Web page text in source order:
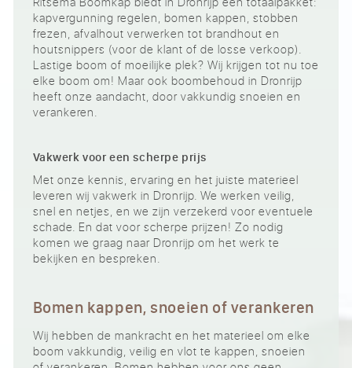
kapvergunning regelen, bomen kappen, stobben
frezen, afvalhout verwerken tot brandhout en
houtsnippers (voor de klant of de losse verkoop).
Lastige boom of moeilijke plek? Wij krijgen tot nu toe
elke boom om! Maar ook boombehoud in Dronrijp
heeft onze aandacht, door vakkundig snoeien en
verankeren.
Vakwerk voor een scherpe prijs
Met onze kennis, ervaring en het juiste materieel
leveren wij vakwerk in Dronrijp. We werken veilig,
snel en netjes, en we zijn verzekerd voor eventuele
schade. En dat voor scherpe prijzen! Zo nodig
komen we graag naar Dronrijp om het werk te
bekijken en bespreken.
Bomen kappen, snoeien of verankeren
Wij hebben de mankracht en het materieel om elke
boom vakkundig, veilig en vlot te kappen, snoeien